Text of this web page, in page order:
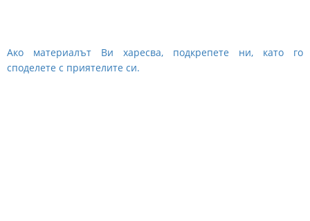
Ако материалът Ви харесва, подкрепете ни, като го
споделете с приятелите си.